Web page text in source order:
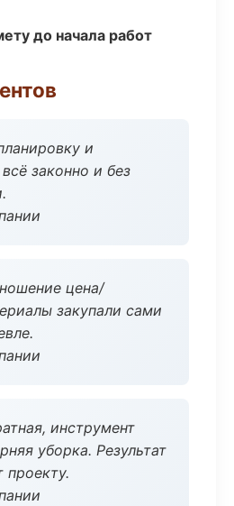
до начала работ
и
законно и без
цена/
закупали сами
инструмент
уборка. Результат
проекту.